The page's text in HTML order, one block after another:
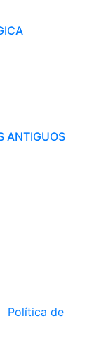
ANTIGUOS
Política de